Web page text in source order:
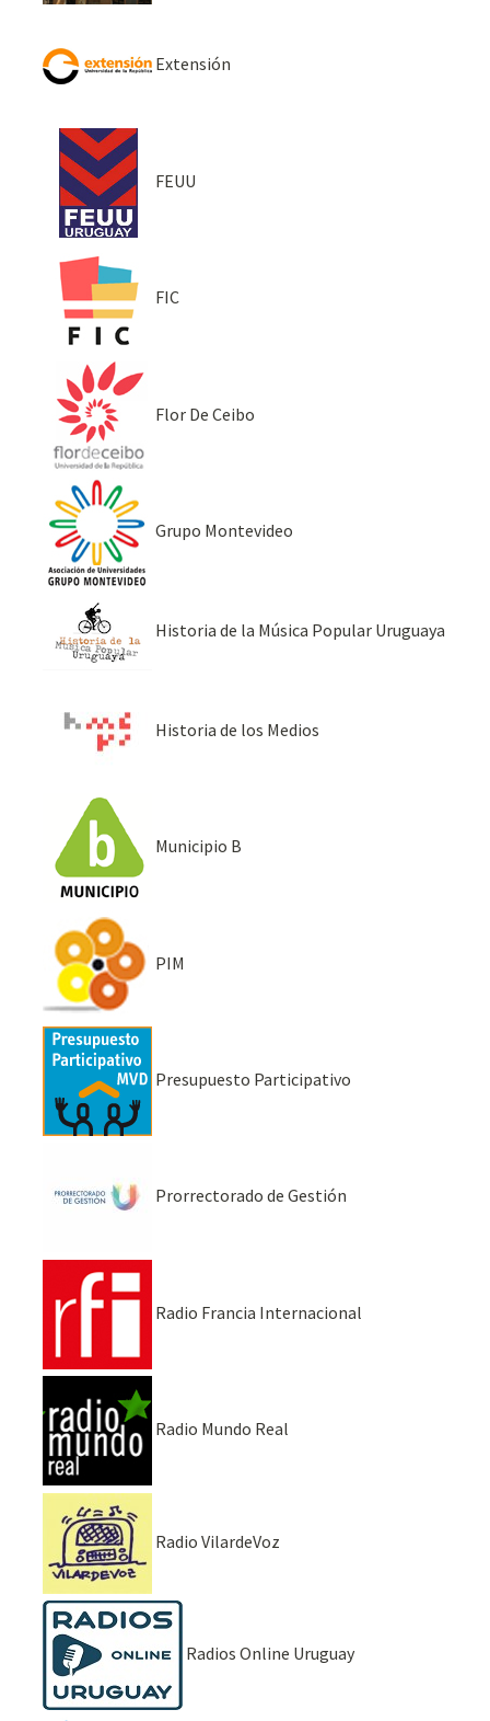
Extensión
FEUU
FIC
Flor De Ceibo
Grupo Montevideo
Historia de la Música Popular Uruguaya
Historia de los Medios
Municipio B
PIM
Presupuesto Participativo
Prorrectorado de Gestión
Radio Francia Internacional
Radio Mundo Real
Radio VilardeVoz
Radios Online Uruguay